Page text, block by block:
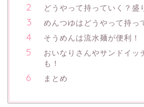
どうやって持っていく？盛
めんつゆはどうやって持っ
そうめんは流水麺が便利！
おいなりさんやサンドイッ
も！
まとめ